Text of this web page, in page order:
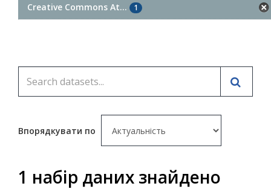
Creative Commons At... 1
Впорядкувати по
1 набір даних знайдено